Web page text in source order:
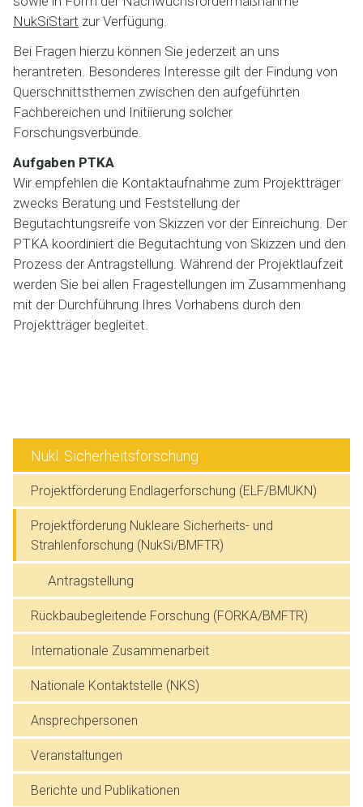
NukSiStart zur Verfügung.
Bei Fragen hierzu können Sie jederzeit an uns
herantreten. Besonderes Interesse gilt der Findung von
Querschnittsthemen zwischen den aufgeführten
Fachbereichen und Initiierung solcher
Forschungsverbünde.
Aufgaben PTKA
Wir empfehlen die Kontaktaufnahme zum Projektträger
zwecks Beratung und Feststellung der
Begutachtungsreife von Skizzen vor der Einreichung. Der
PTKA koordiniert die Begutachtung von Skizzen und den
Prozess der Antragstellung. Während der Projektlaufzeit
werden Sie bei allen Fragestellungen im Zusammenhang
mit der Durchführung Ihres Vorhabens durch den
Projektträger begleitet.
Nukl. Sicherheitsforschung
Projektförderung Endlagerforschung (ELF/BMUKN)
Projektförderung Nukleare Sicherheits- und
Strahlenforschung (NukSi/BMFTR)
Antragstellung
Rückbaubegleitende Forschung (FORKA/BMFTR)
Internationale Zusammenarbeit
Nationale Kontaktstelle (NKS)
Ansprechpersonen
Veranstaltungen
Berichte und Publikationen